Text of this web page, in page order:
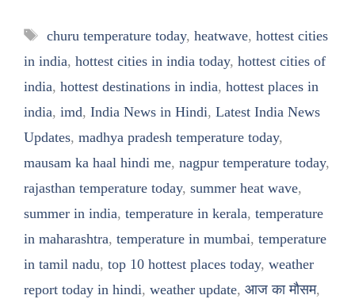
Tags
churu temperature today, heatwave, hottest cities
in india, hottest cities in india today, hottest cities of
india, hottest destinations in india, hottest places in
india, imd, India News in Hindi, Latest India News
Updates, madhya pradesh temperature today,
mausam ka haal hindi me, nagpur temperature today,
rajasthan temperature today, summer heat wave,
summer in india, temperature in kerala, temperature
in maharashtra, temperature in mumbai, temperature
in tamil nadu, top 10 hottest places today, weather
report today in hindi, weather update, आज का मौसम,